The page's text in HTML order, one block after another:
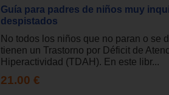
Guía para padres de niños muy
despistados
No todos los niños que no paran o se
tienen un Trastorno por Déficit de
Hiperactividad (TDAH). En este libr...
21.00 €